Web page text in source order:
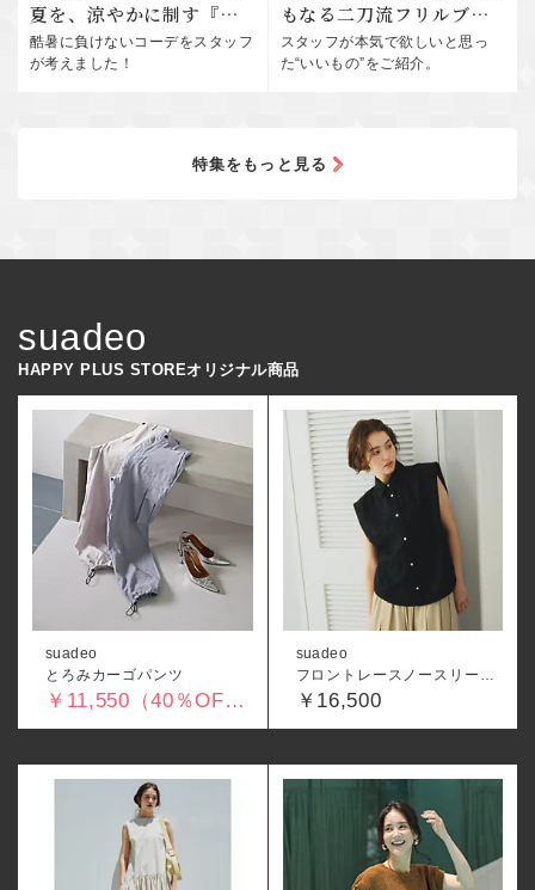
夏を、涼やかに制す『大
人コーデ20選』
酷暑に負けないコーデをスタッフ
が考えました！
もなる二刀流フリルブラ
ウスが夏服不足を解消 |
GOOD THINGS Vol.123
スタッフが本気で欲しいと思っ
た“いいもの”をご紹介。
特集をもっと見る
suadeo
HAPPY PLUS STOREオリジナル商品
suadeo
とろみカーゴパンツ
￥11,550（40％OFF）
suadeo
￥16,500